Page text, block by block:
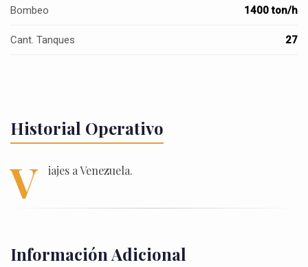
Bombeo 1400 ton/h
Cant. Tanques 27
Historial Operativo
V iajes a Venezuela.
Información Adicional